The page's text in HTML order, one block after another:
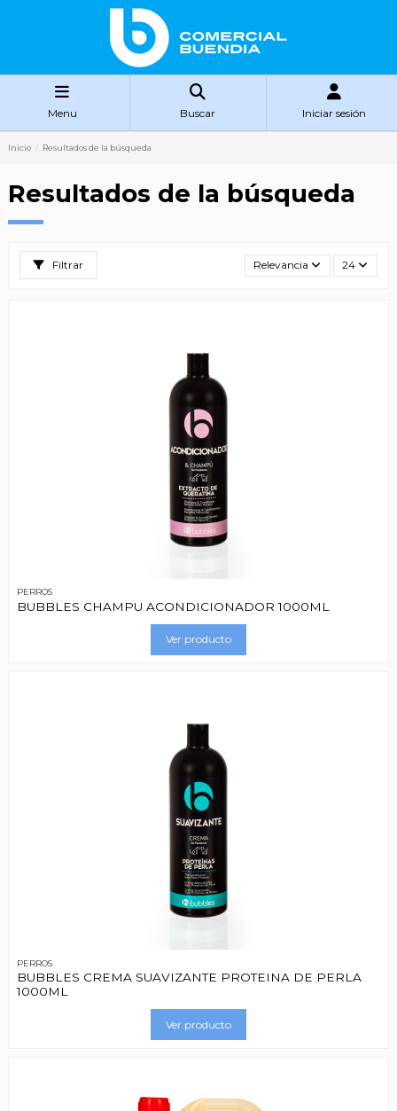
Menu Buscar Iniciar sesión
Inicio Resultados de la búsqueda
Resultados de la búsqueda
Filtrar Relevancia 24
PERROS
BUBBLES CHAMPU ACONDICIONADOR 1000ML
Ver producto
PERROS
BUBBLES CREMA SUAVIZANTE PROTEINA DE PERLA
1000ML
Ver producto